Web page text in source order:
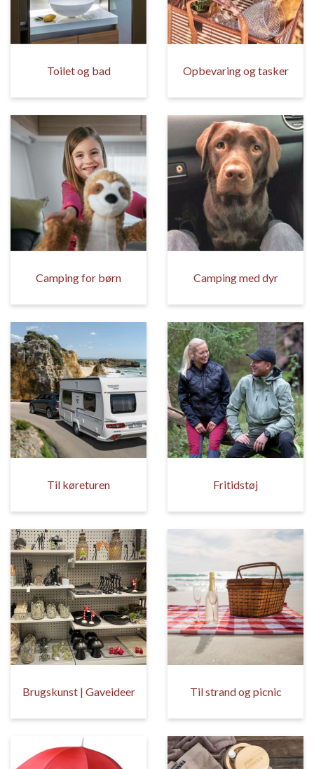
Toilet og bad Opbevaring og tasker
Camping for børn Camping med dyr
Til køreturen Fritidstøj
Brugskunst | Gaveideer Til strand og picnic